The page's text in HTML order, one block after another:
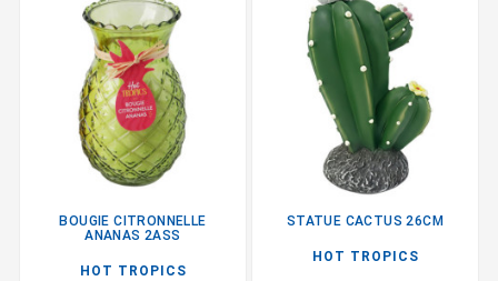
BOUGIE CITRONNELLE
ANANAS 2ASS
HOT TROPICS
STATUE CACTUS 26CM
HOT TROPICS